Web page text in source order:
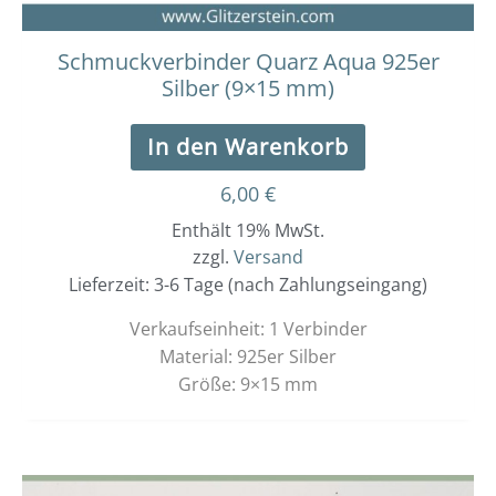
Schmuckverbinder Quarz Aqua 925er
Silber (9×15 mm)
In den Warenkorb
6,00 €
Enthält 19% MwSt.
zzgl. Versand
Lieferzeit: 3-6 Tage (nach Zahlungseingang)
Verkaufseinheit: 1 Verbinder
Material: 925er Silber
Größe: 9×15 mm